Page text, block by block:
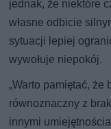
jednak, że niektóre
własne odbicie
sytuacji lepiej
wywołuje niepokój.
„Warto pamiętać,
równoznaczny z
innymi